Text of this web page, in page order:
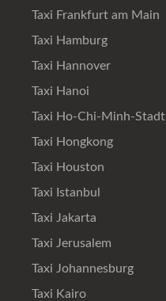
Taxi Frankfurt am Main
Taxi Hamburg
Taxi Hannover
Taxi Hanoi
Taxi Ho-Chi-Minh-Stadt
Taxi Hongkong
Taxi Houston
Taxi Istanbul
Taxi Jakarta
Taxi Jerusalem
Taxi Johannesburg
Taxi Kairo